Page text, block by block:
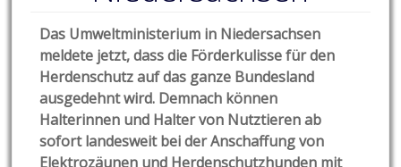
Das Umweltministerium in Niedersachsen
meldete jetzt, dass die Förderkulisse für den
Herdenschutz auf das ganze Bundesland
ausgedehnt wird. Demnach können
Halterinnen und Halter von Nutztieren ab
sofort landesweit bei der Anschaffung von
Elektrozäunen und Herdenschutzhunden mit